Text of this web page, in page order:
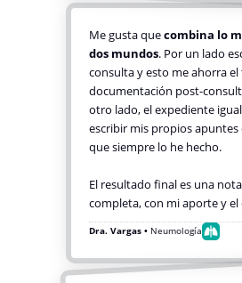
Me gusta quecombina lo
dos mundos. Por un lado
consulta y esto me ahorra
documentación post-
otro lado, el expediente
escribir mis propios apuntes
que siempre lo he hecho.
El resultado final es una
completa, con mi aporte y el
Dra. Vargas • Neumología